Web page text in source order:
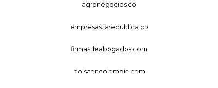
agronegocios.co
empresas.larepublica.co
firmasdeabogados.com
bolsaencolombia.com